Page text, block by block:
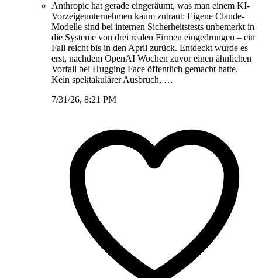
Anthropic hat gerade eingeräumt, was man einem KI-
Vorzeigeunternehmen kaum zutraut: Eigene Claude-
Modelle sind bei internen Sicherheitstests unbemerkt in
die Systeme von drei realen Firmen eingedrungen – ein
Fall reicht bis in den April zurück. Entdeckt wurde es
erst, nachdem OpenAI Wochen zuvor einen ähnlichen
Vorfall bei Hugging Face öffentlich gemacht hatte.
Kein spektakulärer Ausbruch, …
7/31/26, 8:21 PM